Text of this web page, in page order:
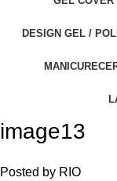
DESIGN GEL /
MANICURE
image13
Posted by RIO